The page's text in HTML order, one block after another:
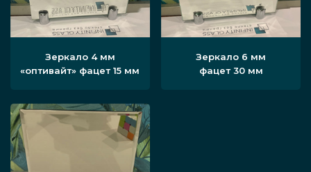
Зеркало 4 мм
«оптивайт» фацет 15 мм
Зеркало 6 мм
фацет 30 мм